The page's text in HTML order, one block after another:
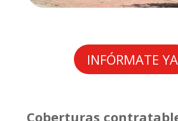
INFÓRMATE YA
Coberturas